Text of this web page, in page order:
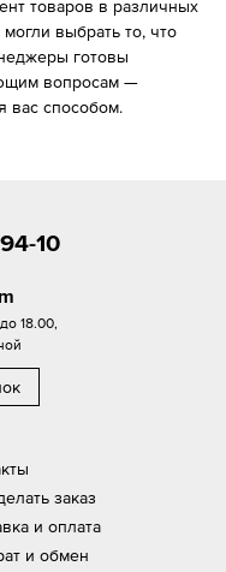
товаров в различных
выбрать то, что
готовы
вопросам —
вас способом.
заказ
и оплата
и обмен
10
18.00,